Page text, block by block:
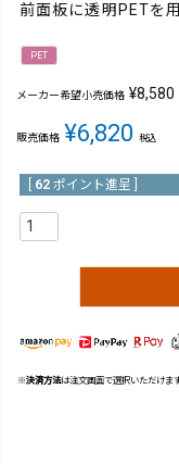
前面板に透明PETを
PET
メーカー希望小売価格 ¥8,580
販売価格 ¥6,820 税込
62 ポイント進呈 ]
※決済方法は注文画面で選択いただけま